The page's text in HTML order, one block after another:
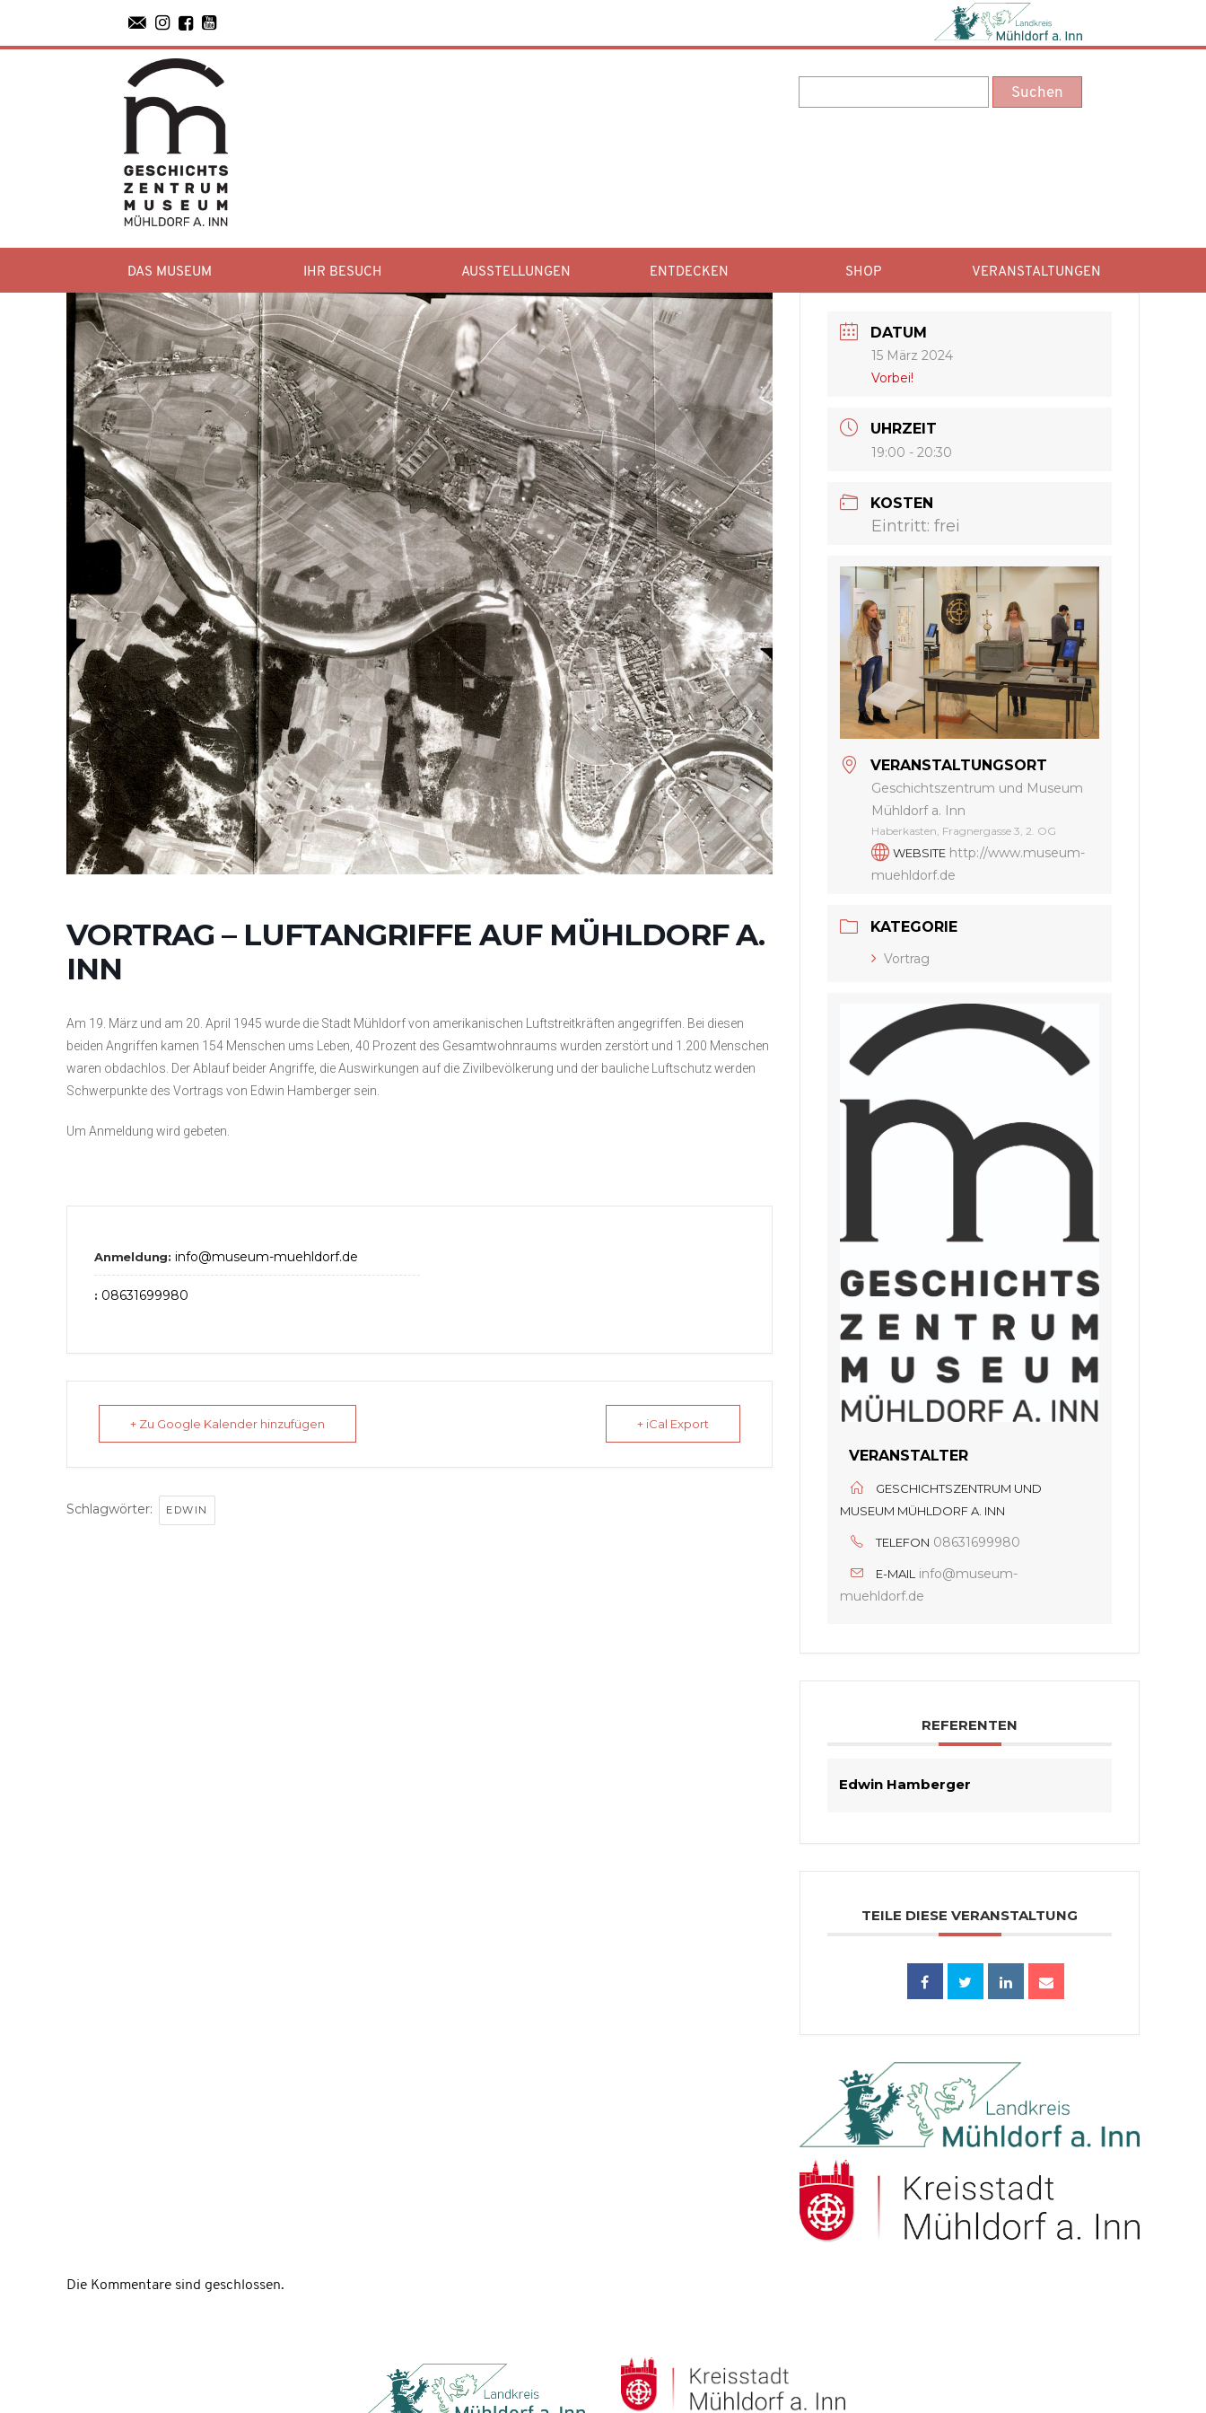
   
DAS MUSEUM IHR BESUCH AUSSTELLUNGEN ENTDECKEN SHOP VERANSTALTUNGEN
VORTRAG – LUFTANGRIFFE AUF MÜHLDORF A.
INN
Am 19. März und am 20. April 1945 wurde die Stadt Mühldorf von amerikanischen Luftstreitkräften angegriffen. Bei diesen
beiden Angriffen kamen 154 Menschen ums Leben, 40 Prozent des Gesamtwohnraums wurden zerstört und 1.200 Menschen
waren obdachlos. Der Ablauf beider Angriffe, die Auswirkungen auf die Zivilbevölkerung und der bauliche Luftschutz werden
Schwerpunkte des Vortrags von Edwin Hamberger sein.
Um Anmeldung wird gebeten.
Anmeldung: info@museum-muehldorf.de
: 08631699980
+ Zu Google Kalender hinzufügen + iCal Export
Schlagwörter: EDWIN
DATUM
15 März 2024
Vorbei!
UHRZEIT
19:00 - 20:30
KOSTEN
Eintritt: frei
VERANSTALTUNGSORT
Geschichtszentrum und Museum
Mühldorf a. Inn
Haberkasten, Fragnergasse 3, 2. OG
WEBSITE http://www.museum-
muehldorf.de
KATEGORIE
Vortrag
VERANSTALTER
GESCHICHTSZENTRUM UND
MUSEUM MÜHLDORF A. INN
TELEFON 08631699980
E-MAIL
info@museum-
muehldorf.de
REFERENTEN
Edwin Hamberger
TEILE DIESE VERANSTALTUNG
Die Kommentare sind geschlossen.